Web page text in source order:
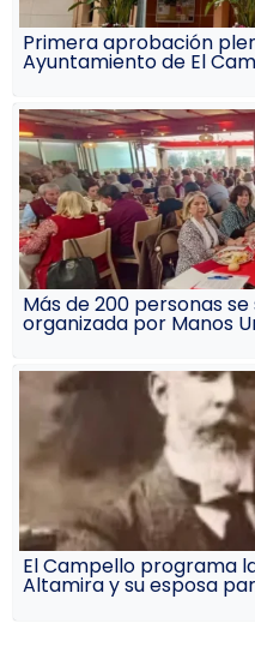
Primera aprobación
Ayuntamiento de El
Más de 200 personas
organizada por Manos
El Campello programa
Altamira y su esposa